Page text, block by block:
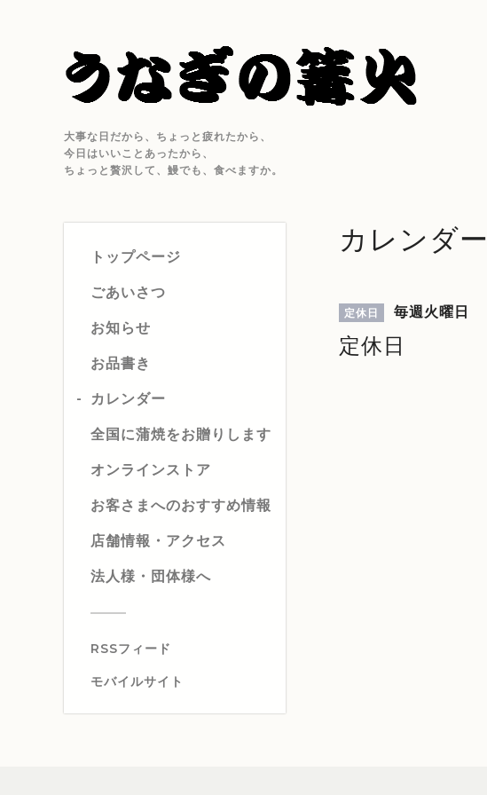
大事な日だから、ちょっと疲れたから、
今日はいいことあったから、
ちょっと贅沢して、鰻でも、食べますか。
トップページ
ごあいさつ
お知らせ
お品書き
カレンダー
全国に蒲焼をお贈りします
オンラインストア
お客さまへのおすすめ情報
店舗情報・アクセス
法人様・団体様へ
RSSフィード
モバイルサイト
カレンダー
定休日 毎週火曜日
定休日